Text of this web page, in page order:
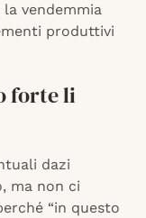
vendemmia
produttivi
forte li
dazi
ma non ci
“in questo